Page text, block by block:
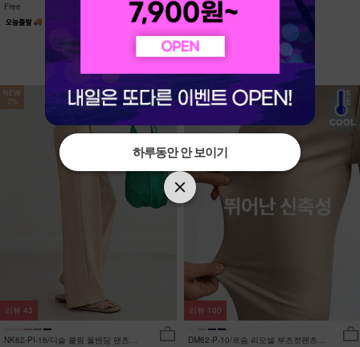
Free
Free
NEW
7%
NK62-PI-16/디슬 쿨링 올밴딩 팬츠
리뷰 43
NEW
7%
DM62-P-10/르솜 리오셀 부츠컷팬츠
리뷰 100
하루동안 안 보이기
하루동안 안 보이기